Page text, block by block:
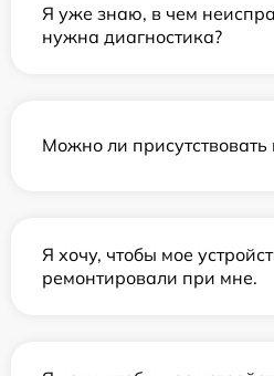
Я уже знаю, в чем
нужна диагностика?
Можно ли присутствовать
Я хочу, чтобы мое
ремонтировали при мне.